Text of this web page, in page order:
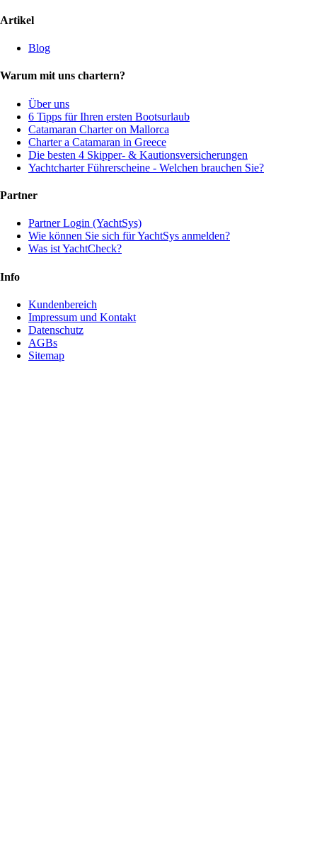
Artikel
Blog
Warum mit uns chartern?
Über uns
6 Tipps für Ihren ersten Bootsurlaub
Catamaran Charter on Mallorca
Charter a Catamaran in Greece
Die besten 4 Skipper- & Kautionsversicherungen
Yachtcharter Führerscheine - Welchen brauchen Sie?
Partner
Partner Login (YachtSys)
Wie können Sie sich für YachtSys anmelden?
Was ist YachtCheck?
Info
Kundenbereich
Impressum und Kontakt
Datenschutz
AGBs
Sitemap